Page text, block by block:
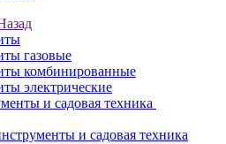
газовые
комбинированные
электрические
и садовая техника
и садовая техника